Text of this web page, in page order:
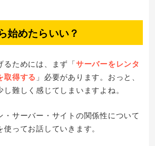
始めたらいい？
るためには、まず「サーバーをレンタ
取得する 」必要があります。おっと、
難しく感じてしまいますよね。
・サーバー・サイトの関係性について
ってお話していきます。